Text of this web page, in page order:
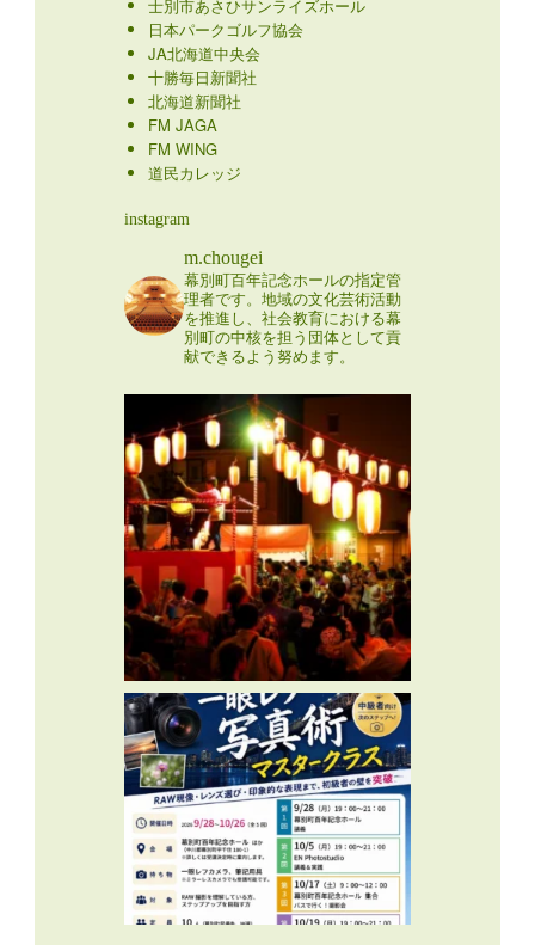
士別市あさひサンライズホール
日本パークゴルフ協会
JA北海道中央会
十勝毎日新聞社
北海道新聞社
FM JAGA
FM WING
道民カレッジ
instagram
m.chougei
幕別町百年記念ホールの指定管
理者です。地域の文化芸術活動
を推進し、社会教育における幕
別町の中核を担う団体として貢
献できるよう努めます。